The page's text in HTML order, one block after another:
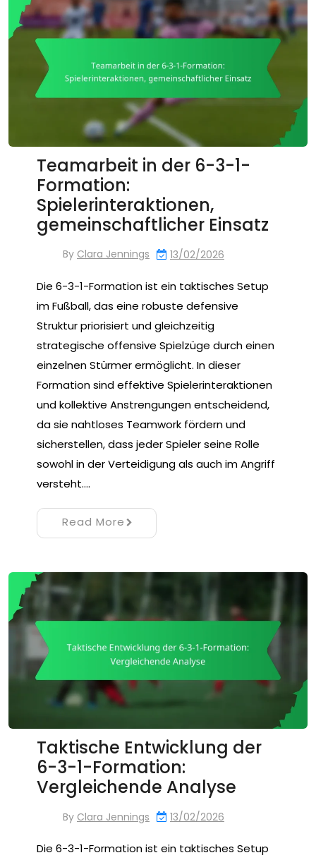
Teamarbeit in der 6-3-1-
Formation:
Spielerinteraktionen,
gemeinschaftlicher Einsatz
By Clara Jennings 13/02/2026
Die 6-3-1-Formation ist ein taktisches Setup
im Fußball, das eine robuste defensive
Struktur priorisiert und gleichzeitig
strategische offensive Spielzüge durch einen
einzelnen Stürmer ermöglicht. In dieser
Formation sind effektive Spielerinteraktionen
und kollektive Anstrengungen entscheidend,
da sie nahtloses Teamwork fördern und
sicherstellen, dass jeder Spieler seine Rolle
sowohl in der Verteidigung als auch im Angriff
versteht.…
Read More
Taktische Entwicklung der
6-3-1-Formation:
Vergleichende Analyse
By Clara Jennings 13/02/2026
Die 6-3-1-Formation ist ein taktisches Setup